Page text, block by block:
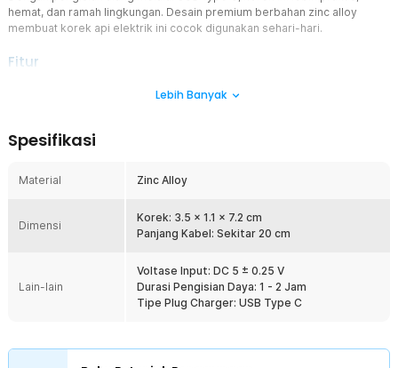
hemat, dan ramah lingkungan. Desain premium berbahan zinc alloy
membuat korek api elektrik ini cocok digunakan sehari-hari.
Fitur
Desain Modern dan Elegan
Permukaan finishing premium membuat tampilannya semakin
memudahkan penyimpanan di saku maupun tas tanpa memakan
Ramah Lingkungan dan Ekonomis
Karena menggunakan listrik sebagai sumber energi, korek ini tidak
melalui baterai isi ulang membantu mengurangi biaya operasional
dalam jangka panjang. Solusi ini juga lebih praktis bagi pengguna
aktif yang membutuhkan korek setiap hari.
Lebih Banyak
Spesifikasi
Material Zinc Alloy
Dimensi
Korek: 3.5 x 1.1 x 7.2 cm
Panjang Kabel: Sekitar 20 cm
Lain-lain
Voltase Input: DC 5 ± 0.25 V
Durasi Pengisian Daya: 1 - 2 Jam
Tipe Plug Charger: USB Type C